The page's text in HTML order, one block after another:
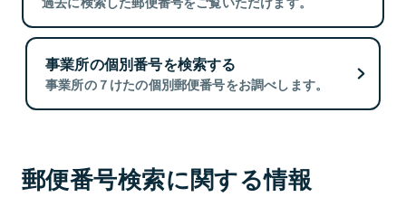
事業所の個別番号を検索する
事業所の７けたの個別郵便番号をお調べします。
郵便番号検索に関する情報